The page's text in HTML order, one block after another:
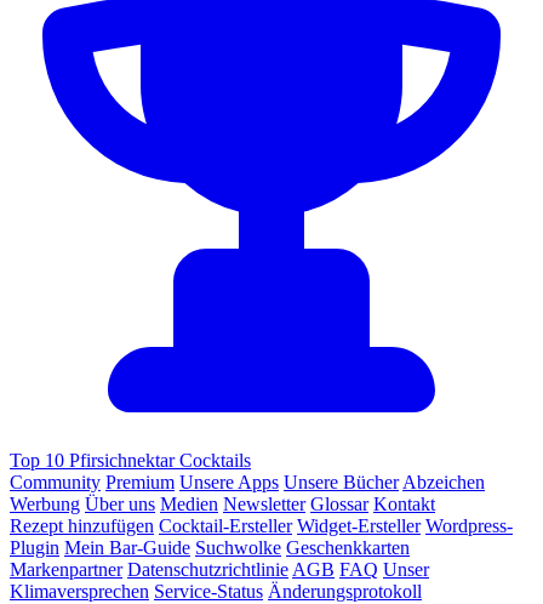
Top 10 Pfirsichnektar Cocktails
Community Premium Unsere Apps Unsere Bücher Abzeichen
Werbung Über uns Medien Newsletter Glossar Kontakt
Rezept hinzufügen Cocktail-Ersteller Widget-Ersteller Wordpress-
Plugin Mein Bar-Guide Suchwolke Geschenkkarten
Markenpartner Datenschutzrichtlinie AGB FAQ Unser
Klimaversprechen Service-Status Änderungsprotokoll